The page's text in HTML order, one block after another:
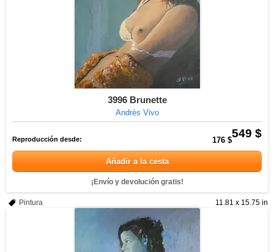
3996 Brunette
Andrés Vivo
549 $
Reproducción desde: 176 $
Añadir a la cesta
¡Envío y devolución gratis!
11.81 x 15.75 in
Pintura